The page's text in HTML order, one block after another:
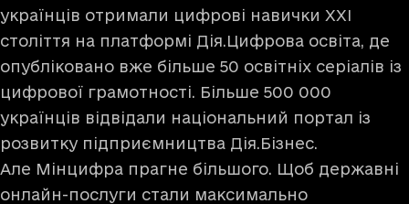
українців отримали цифрові навички ХХІ
століття на платформі Дія.Цифрова освіта, де
опубліковано вже більше 50 освітніх серіалів із
цифрової грамотності. Більше 500 000
українців відвідали національний портал із
розвитку підприємництва Дія.Бізнес.
Але Мінцифра прагне більшого. Щоб державні
онлайн-послуги стали максимально